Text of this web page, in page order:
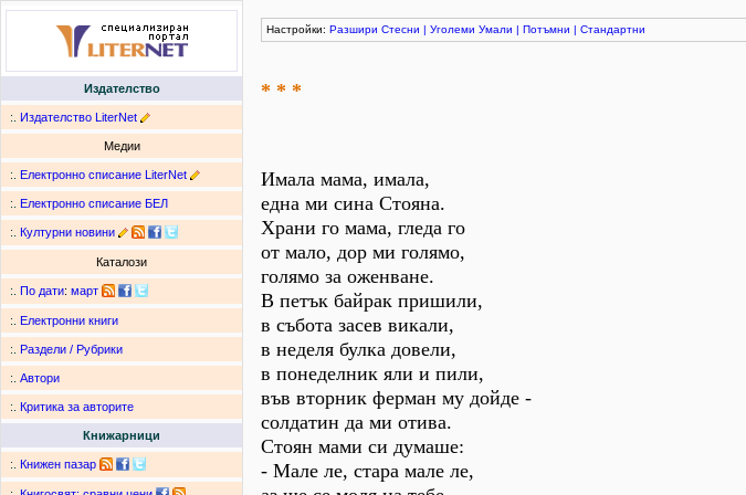
Издателство
:. Издателство LiterNet
Медии
:. Електронно списание LiterNet
:. Електронно списание БЕЛ
:. Културни новини
Каталози
:. По дати: март
:. Електронни книги
:. Раздели / Рубрики
:. Автори
:. Критика за авторите
Книжарници
:. Книжен пазар
Настройки: Разшири Стесни | Уголеми Умали | Потъмни | Стандартни
* * *
Имала мама, имала,
една ми сина Стояна.
Храни го мама, гледа го
от мало, дор ми голямо,
голямо за оженване.
В петък байрак пришили,
в събота засев викали,
в неделя булка довели,
в понеделник яли и пили,
във вторник ферман му дойде -
солдатин да ми отива.
Стоян мами си думаше:
- Мале ле, стара мале ле,